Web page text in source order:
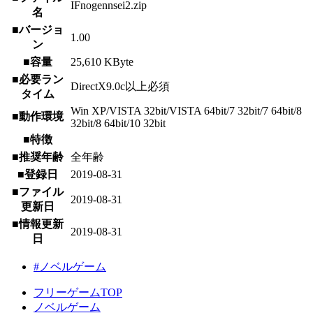
名
IFnogennsei2.zip
■バージョ
ン
1.00
■容量
25,610 KByte
■必要ラン
タイム
DirectX9.0c以上必須
■動作環境 Win XP/VISTA 32bit/VISTA 64bit/7 32bit/7 64bit/8
32bit/8 64bit/10 32bit
■特徴
■推奨年齢 全年齢
■登録日
2019-08-31
■ファイル
更新日
2019-08-31
■情報更新
日
2019-08-31
#ノベルゲーム
フリーゲームTOP
ノベルゲーム